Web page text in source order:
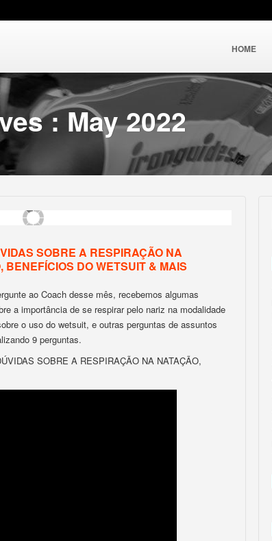
HOME
: May 2022
SOBRE A RESPIRAÇÃO NA
BENEFÍCIOS DO WETSUIT & MAIS
ao Coach desse mês, recebemos algumas
a importância de se respirar pelo nariz na modalidade
o uso do wetsuit, e outras perguntas de assuntos
9 perguntas.
SOBRE A RESPIRAÇÃO NA NATAÇÃO,